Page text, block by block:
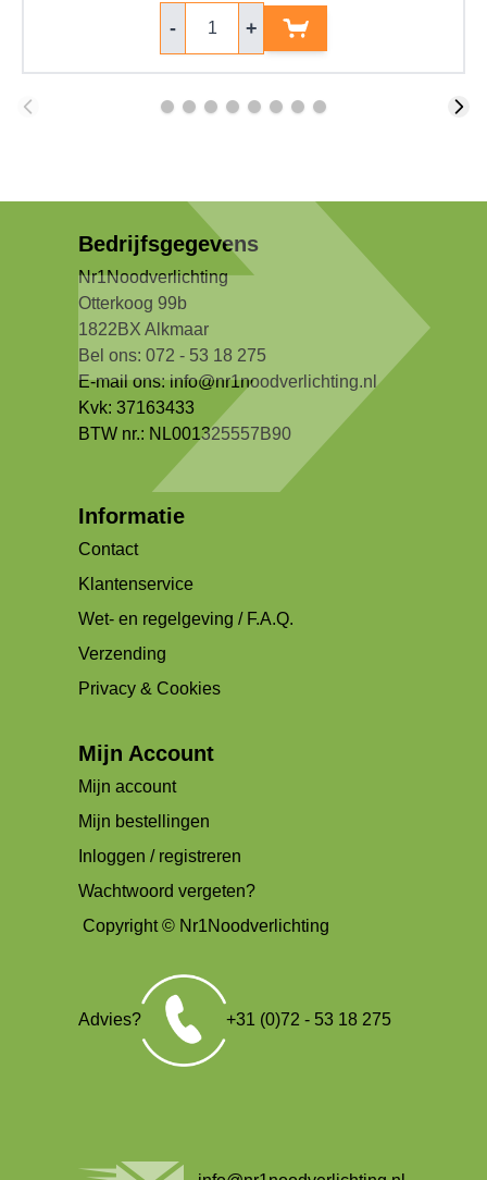
- +
Bedrijfsgegevens
Nr1Noodverlichting
Otterkoog 99b
1822BX Alkmaar
Bel ons: 072 - 53 18 275
E-mail ons:info@nr1noodverlichting.nl
Kvk: 37163433
BTW nr.: NL001325557B90
Informatie
Contact
Klantenservice
Wet- en regelgeving / F.A.Q.
Verzending
Privacy & Cookies
Mijn Account
Mijn account
Mijn bestellingen
Inloggen / registreren
Wachtwoord vergeten?
Copyright © Nr1Noodverlichting
Advies? +31 (0)72 - 53 18 275